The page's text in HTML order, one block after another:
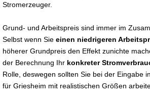
Stromerzeuger.
Grund- und Arbeitspreis sind immer im
Selbst wenn Sie einen niedrigeren
höherer Grundpreis den Effekt zunichte
der Berechnung Ihr konkreter
Rolle, deswegen sollten Sie bei der Eingabe
für Griesheim mit realistischen Größen